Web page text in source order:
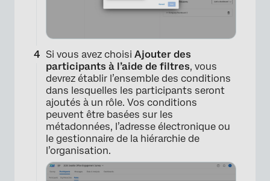
Si vous avez choisi Ajouter des
participants à l’aide de filtres, vous
devrez établir l’ensemble des conditions
dans lesquelles les participants seront
ajoutés à un rôle. Vos conditions
peuvent être basées sur les
métadonnées, l’adresse électronique ou
le gestionnaire de la hiérarchie de
l’organisation.